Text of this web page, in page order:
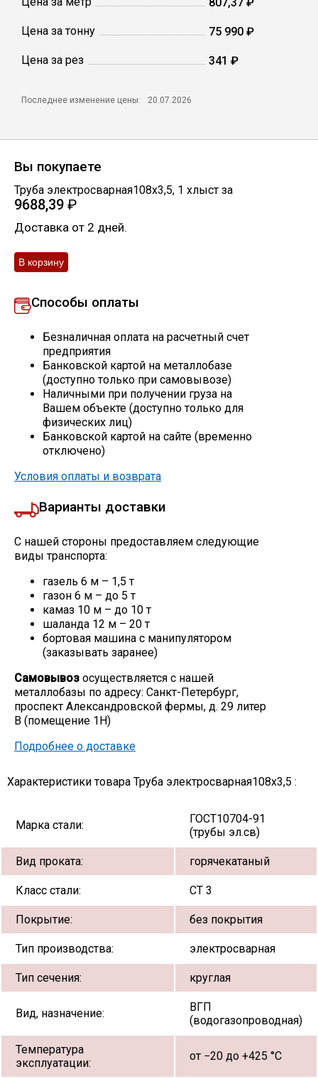
Электроды
Проволока
Скобо-гибочные изделия
Остальное
Нержавейка
Цена за тонну 75 990 ₽
Цена за рез 341 ₽
Последнее изменение цены: 20.07.2026
Вы покупаете
Труба электросварная108х3,5, 1 хлыст за
9688,39 ₽
Доставка от 2 дней.
Способы оплаты
Безналичная оплата на расчетный счет
предприятия
Банковской картой на металлобазе
(доступно только при самовывозе)
Наличными при получении груза на
Вашем объекте (доступно только для
физических лиц)
Банковской картой на сайте (временно
отключено)
Условия оплаты и возврата
Варианты доставки
С нашей стороны предоставляем следующие
виды транспорта:
газель 6 м – 1,5 т
газон 6 м – до 5 т
камаз 10 м – до 10 т
шаланда 12 м – 20 т
бортовая машина с манипулятором
(заказывать заранее)
Самовывоз осуществляется с нашей
металлобазы по адресу: Санкт-Петербург,
проспект Александровской фермы, д. 29 литер
В (помещение 1Н)
Подробнее о доставке
Характеристики товара Труба электросварная108х3,5 :
Марка стали:
ГОСТ10704-91
(трубы эл.св)
Вид проката: горячекатаный
Класс стали: СТ 3
Покрытие: без покрытия
Тип производства: электросварная
Тип сечения: круглая
Вид, назначение:
ВГП
(водогазопроводная)
Температура
эксплуатации:
от −20 до +425 °С